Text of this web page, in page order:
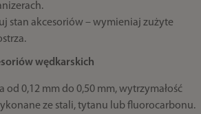
stan akcesoriów – wymieniaj zużyte
wędkarskich
od 0,12 mm do 0,50 mm, wytrzymałość
ze stali, tytanu lub fluorocarbonu.